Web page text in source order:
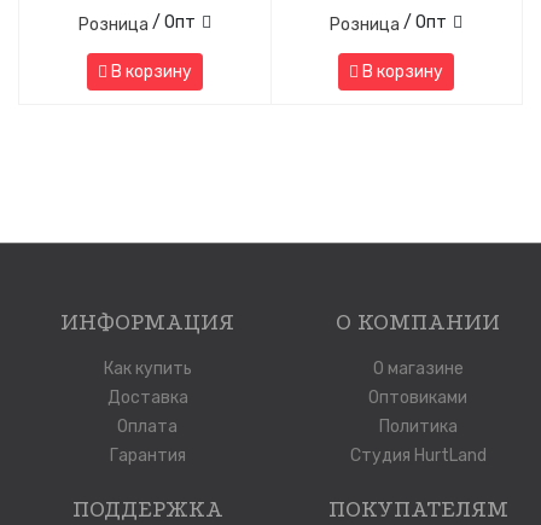
Розница / Опт
В корзину
Розница / Опт
В корзину
ИНФОРМАЦИЯ
Как купить
Доставка
Оплата
Гарантия
О КОМПАНИИ
О магазине
Оптовиками
Политика
Студия HurtLand
ПОДДЕРЖКА ПОКУПАТЕЛЯМ